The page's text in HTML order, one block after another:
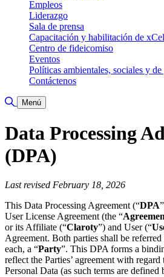
Empleos
Liderazgo
Sala de prensa
Capacitación y habilitación de xCel
Centro de fideicomiso
Eventos
Políticas ambientales, sociales y de
Contáctenos
Alternar búsqueda
Menú
Data Processing
(DPA)
Last revised February 18, 2026
This Data Processing Agreement (“DPA
User License Agreement (the “
or its Affiliate (“Claroty”) and User (“
Agreement. Both parties shall be referred
each, a “Party”. This DPA forms a
reflect the Parties’ agreement with
Personal Data (as such terms are defined